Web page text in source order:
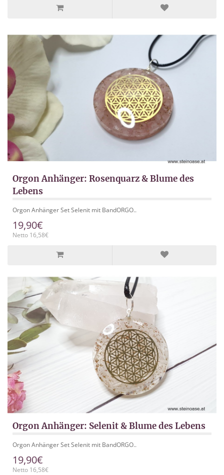
Orgon Anhänger: Rosenquarz & Blume des
Lebens
Orgon Anhänger Set Selenit mit BandORGO..
19,90€
Netto 16,58€
Orgon Anhänger: Selenit & Blume des Lebens
Orgon Anhänger Set Selenit mit BandORGO..
19,90€
Netto 16,58€